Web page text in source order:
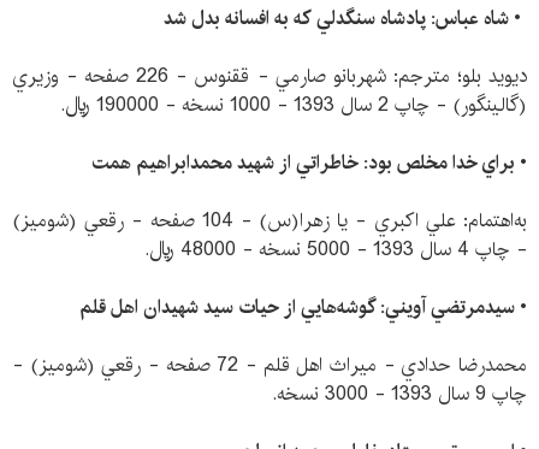
•شاه عباس: پادشاه سنگدلي كه به افسانه بدل شد
ديويد بلو؛ مترجم: شهربانو صارمي - ققنوس - 226 صفحه - وزيري
(گالينگور) - چاپ 2 سال 1393 - 1000 نسخه - 190000 ريال.
• براي خدا مخلص بود: خاطراتي از شهيد محمدابراهيم همت
به‌اهتمام: علي اكبري - يا زهرا(س) - 104 صفحه - رقعي (شوميز)
- چاپ 4 سال 1393 - 5000 نسخه - 48000 ريال.
•سيدمرتضي آويني: گوشه‌هايي از حيات سيد شهيدان اهل قلم
محمدرضا حدادي - ميراث اهل قلم - 72 صفحه - رقعي (شوميز) -
چاپ 9 سال 1393 - 3000 نسخه.